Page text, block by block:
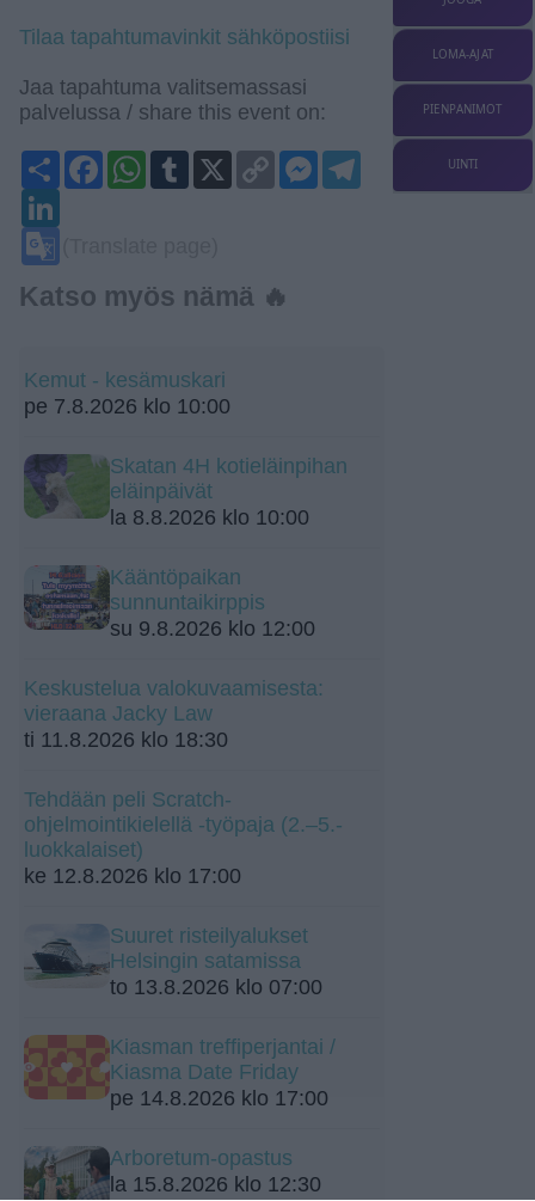
Tilaa tapahtumavinkit sähköpostiisi
Jaa tapahtuma valitsemassasi
palvelussa / share this event on:
ShareFacebookWhatsApp
Tumblr
X
Copy
Link
Messenger
Katso myös nämä 🔥
Kemut - kesämuskari
pe 7.8.2026 klo 10:00
Skatan 4H kotieläinpihan
eläinpäivät
la 8.8.2026 klo 10:00
Kääntöpaikan
sunnuntaikirppis
su 9.8.2026 klo 12:00
Keskustelua valokuvaamisesta:
vieraana Jacky Law
ti 11.8.2026 klo 18:30
Tehdään peli Scratch-
ohjelmointikielellä -työpaja (2.–5.-
luokkalaiset)
ke 12.8.2026 klo 17:00
Suuret risteilyalukset
Helsingin satamissa
to 13.8.2026 klo 07:00
Kiasman treffiperjantai /
Kiasma Date Friday
pe 14.8.2026 klo 17:00
Arboretum-opastus
la 15.8.2026 klo 12:30
LOMA-AJAT
PIENPANIMOT
UINTI